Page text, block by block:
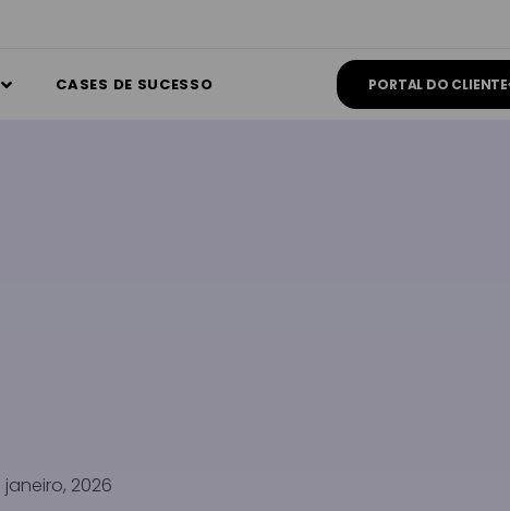
CASES DE SUCESSO PORTAL DO CLIENTE
janeiro, 2026